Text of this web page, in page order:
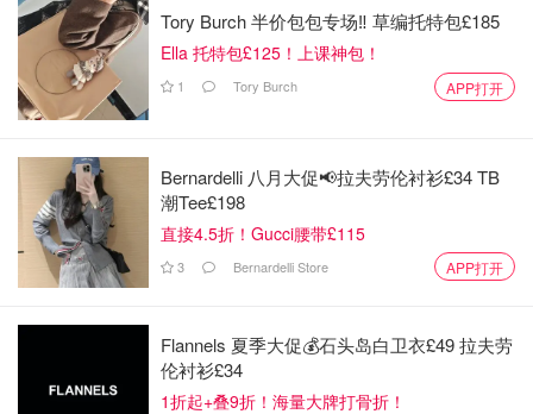
Tory Burch 半价包包专场‼️ 草编托特包£185
Ella 托特包£125！上课神包！
1 Tory Burch APP打开
Bernardelli 八月大促📢拉夫劳伦衬衫£34 TB
潮Tee£198
直接4.5折！Gucci腰带£115
3 Bernardelli Store APP打开
Flannels 夏季大促💰石头岛白卫衣£49 拉夫劳
伦衬衫£34
1折起+叠9折！海量大牌打骨折！